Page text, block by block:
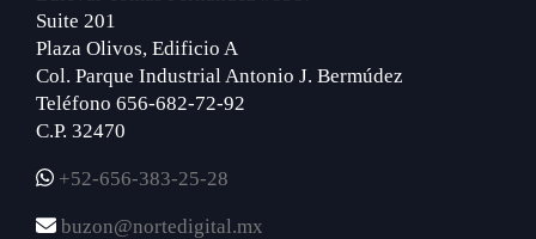
Suite 201
Plaza Olivos, Edificio A
Col. Parque Industrial Antonio J. Bermúdez
Teléfono 656-682-72-92
C.P. 32470
+52-656-383-25-28
buzon@nortedigital.mx